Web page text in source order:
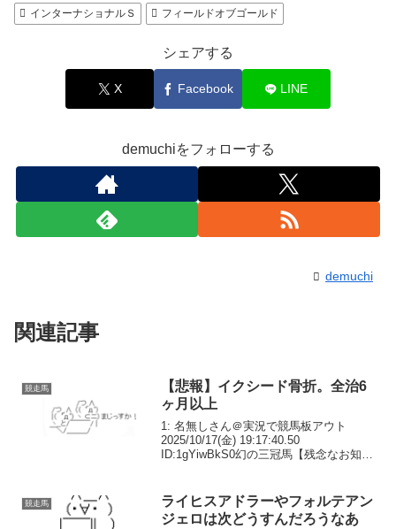
インターナショナルＳ
フィールドオブゴールド
シェアする
X Facebook LINE
demuchiをフォローする
demuchi
関連記事
競走馬
【悲報】イクシード骨折。全治6
ヶ月以上
1: 名無しさん＠実況で競馬板アウト
2025/10/17(金) 19:17:40.50
ID:1gYiwBkS0幻の三冠馬【残念なお知ら
クシード— netkeiba...
競走馬
ライヒスアドラーやフォルテアン
ジェロは次どうすんだろうなあ